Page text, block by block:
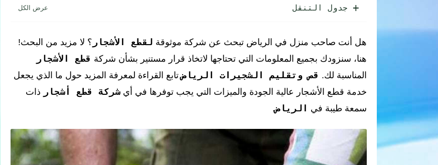
خدمات تصميم حدايق فريدة وجذابة لمنزلك في الرياض بفضل التكلفهجدول التنقل
هل أنت صاحب منزل في الرياض تبحث عن شركة موثوقة لقطع الأشجار ؟ لا مزيد من البحث!
هنا، سنزودك بجميع المعلومات التي تحتاجها لاتخاذ قرار مستنير بشأن شركة قطع الأشجار
المناسبة لك. قص وتقليم الشجيرات الرياضتابع القراءة لمعرفة المزيد حول ما الذي يجعل
خدمة قطع الأشجار عالية الجودة والميزات التي يجب توفرها في أي شركة قطع أشجار
ذات
سمعة طيبة في الرياض.